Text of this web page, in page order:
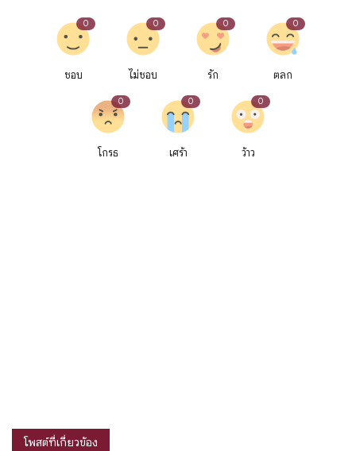
ชอบ
0
ไม่ชอบ
0
รัก
0
ตลก
0
โกรธ
0
เศร้า
0
ว้าว
0
โพสต์ที่เกี่ยวข้อง